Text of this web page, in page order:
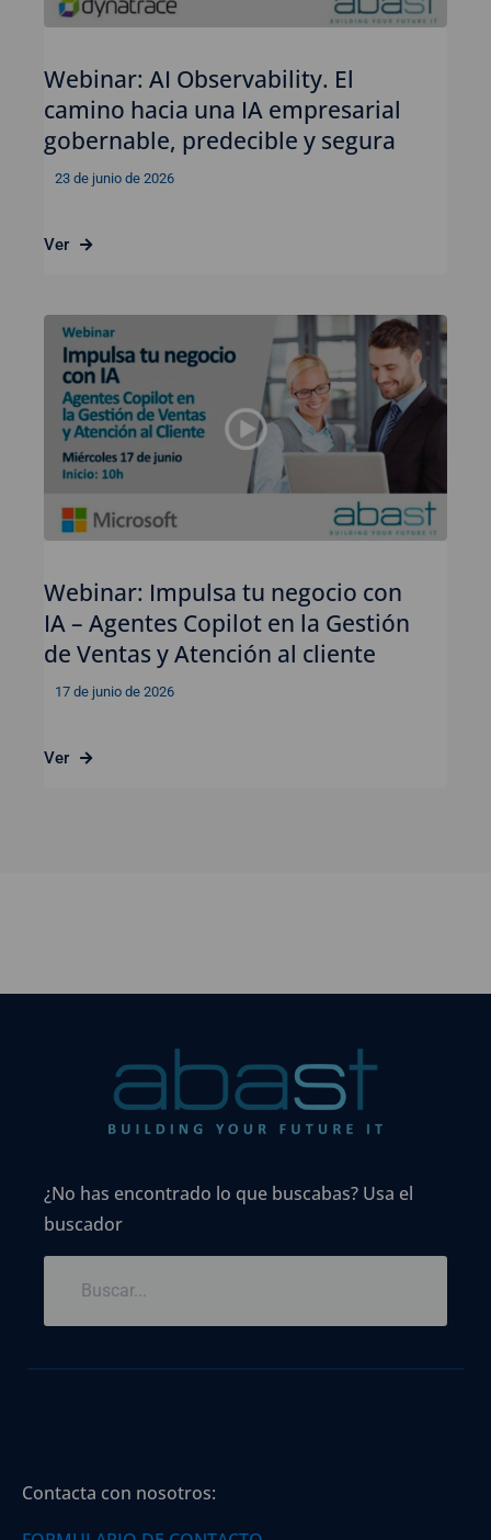
Webinar: AI Observability. El
camino hacia una IA empresarial
gobernable, predecible y segura
23 de junio de 2026
Ver
Webinar: Impulsa tu negocio con
IA – Agentes Copilot en la Gestión
de Ventas y Atención al cliente
17 de junio de 2026
Ver
¿No has encontrado lo que buscabas? Usa el
buscador
Contacta con nosotros: